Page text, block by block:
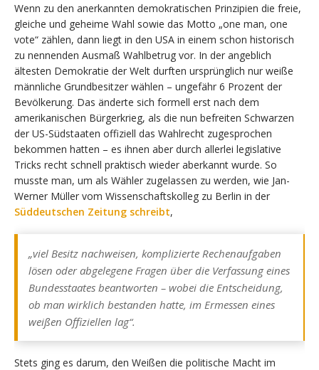
Wenn zu den anerkannten demokratischen Prinzipien die freie,
gleiche und geheime Wahl sowie das Motto „one man, one
vote“ zählen, dann liegt in den USA in einem schon historisch
zu nennenden Ausmaß Wahlbetrug vor. In der angeblich
ältesten Demokratie der Welt durften ursprünglich nur weiße
männliche Grundbesitzer wählen – ungefähr 6 Prozent der
Bevölkerung. Das änderte sich formell erst nach dem
amerikanischen Bürgerkrieg, als die nun befreiten Schwarzen
der US-Südstaaten offiziell das Wahlrecht zugesprochen
bekommen hatten – es ihnen aber durch allerlei legislative
Tricks recht schnell praktisch wieder aberkannt wurde. So
musste man, um als Wähler zugelassen zu werden, wie Jan-
Werner Müller vom Wissenschaftskolleg zu Berlin in der
Süddeutschen Zeitung schreibt,
„viel Besitz nachweisen, komplizierte Rechenaufgaben
lösen oder abgelegene Fragen über die Verfassung eines
Bundesstaates beantworten – wobei die Entscheidung,
ob man wirklich bestanden hatte, im Ermessen eines
weißen Offiziellen lag“.
Stets ging es darum, den Weißen die politische Macht im